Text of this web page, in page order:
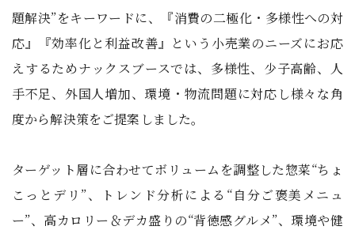
題解決”をキーワードに、『消費の二極化・多様性への対
応』『効率化と利益改善』という小売業のニーズにお応
えするためナックスブースでは、多様性、少子高齢、人
手不足、外国人増加、環境・物流問題に対応し様々な角
度から解決策をご提案しました。
ターゲット層に合わせてボリュームを調整した惣菜“ちょ
こっとデリ”、トレンド分析による“自分ご褒美メニュ
ー”、高カロリー＆デカ盛りの“背徳感グルメ”、環境や健